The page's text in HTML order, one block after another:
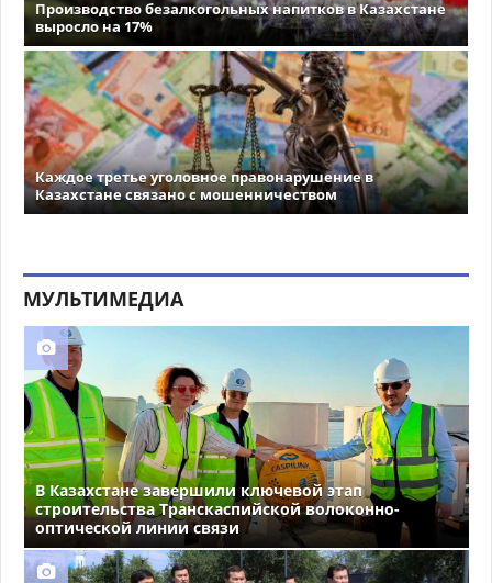
Производство безалкогольных напитков в Казахстане
выросло на 17%
Каждое третье уголовное правонарушение в
Казахстане связано с мошенничеством
МУЛЬТИМЕДИА
В Казахстане завершили ключевой этап
строительства Транскаспийской волоконно-
оптической линии связи